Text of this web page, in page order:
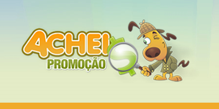
conteúdo